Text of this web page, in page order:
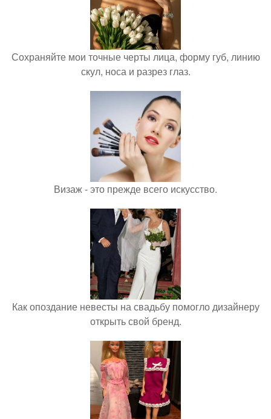
Сохраняйте мои точные черты лица, форму губ, линию
скул, носа и разрез глаз.
Визаж - это прежде всего искусство.
Как опоздание невесты на свадьбу помогло дизайнеру
открыть свой бренд.